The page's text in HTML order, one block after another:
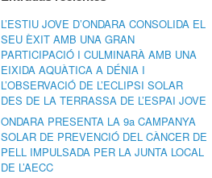
L’ESTIU JOVE D’ONDARA CONSOLIDA EL
SEU ÈXIT AMB UNA GRAN
PARTICIPACIÓ I CULMINARÀ AMB UNA
EIXIDA AQUÀTICA A DÉNIA I
L’OBSERVACIÓ DE L’ECLIPSI SOLAR
DES DE LA TERRASSA DE L’ESPAI JOVE
ONDARA PRESENTA LA 9a CAMPANYA
SOLAR DE PREVENCIÓ DEL CÀNCER DE
PELL IMPULSADA PER LA JUNTA LOCAL
DE L’AECC